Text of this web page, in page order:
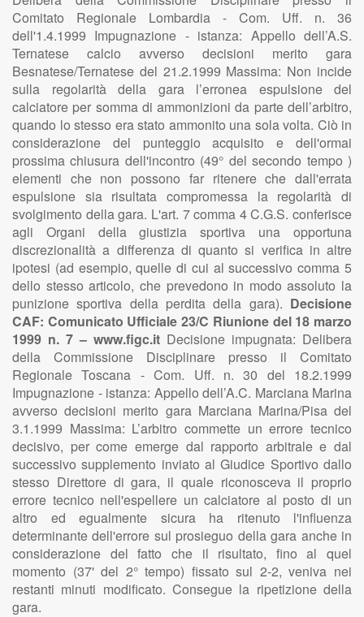
Comitato Regionale Lombardia - Com. Uff. n. 36
dell'1.4.1999 Impugnazione - istanza: Appello dell’A.S.
Ternatese calcio avverso decisioni merito gara
Besnatese/Ternatese del 21.2.1999 Massima: Non incide
sulla regolarità della gara l’erronea espulsione del
calciatore per somma di ammonizioni da parte dell’arbitro,
quando lo stesso era stato ammonito una sola volta. Ciò in
considerazione del punteggio acquisito e dell'ormai
prossima chiusura dell'incontro (49° del secondo tempo )
elementi che non possono far ritenere che dall'errata
espulsione sia risultata compromessa la regolarità di
svolgimento della gara. L'art. 7 comma 4 C.G.S. conferisce
agli Organi della giustizia sportiva una opportuna
discrezionalità a differenza di quanto si verifica in altre
ipotesi (ad esempio, quelle di cui al successivo comma 5
dello stesso articolo, che prevedono in modo assoluto la
punizione sportiva della perdita della gara). Decisione
CAF: Comunicato Ufficiale 23/C Riunione del 18 marzo
1999 n. 7 – www.figc.it Decisione impugnata: Delibera
della Commissione Disciplinare presso il Comitato
Regionale Toscana - Com. Uff. n. 30 del 18.2.1999
Impugnazione - istanza: Appello dell’A.C. Marciana Marina
avverso decisioni merito gara Marciana Marina/Pisa del
3.1.1999 Massima: L’arbitro commette un errore tecnico
decisivo, per come emerge dal rapporto arbitrale e dal
successivo supplemento inviato al Giudice Sportivo dallo
stesso Direttore di gara, il quale riconosceva il proprio
errore tecnico nell'espellere un calciatore al posto di un
altro ed egualmente sicura ha ritenuto l'influenza
determinante dell'errore sul prosieguo della gara anche in
considerazione del fatto che il risultato, fino al quel
momento (37' del 2° tempo) fissato sul 2-2, veniva nei
restanti minuti modificato. Consegue la ripetizione della
gara.